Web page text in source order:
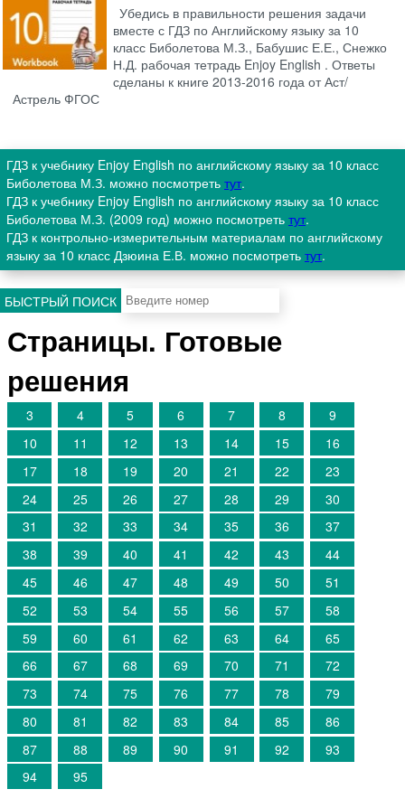
Убедись в правильности решения задачи
вместе с ГДЗ по Английскому языку за 10
класс Биболетова М.З., Бабушис Е.Е., Снежко
Н.Д. рабочая тетрадь Enjoy English . Ответы
сделаны к книге 2013-2016 года от Аст/
Астрель ФГОС
ГДЗ к учебнику Enjoy English по английскому языку за 10 класс
Биболетова М.З. можно посмотреть тут.
ГДЗ к учебнику Enjoy English по английскому языку за 10 класс
Биболетова М.З. (2009 год) можно посмотреть тут.
ГДЗ к контрольно-измерительным материалам по английскому
языку за 10 класс Дзюина Е.В. можно посмотреть тут.
БЫСТРЫЙ ПОИСК
Страницы. Готовые
решения
3 4 5 6 7 8
9
10
11 12 13 14 15
16
17
18 19 20 21 22
23
24
25 26 27 28 29
30
31
32 33 34 35 36
37
38
39 40 41 42 43
44
45
46 47 48 49 50
51
52
53 54 55 56 57
58
59
60 61 62 63 64
65
66
67 68 69 70 71
72
73
74 75 76 77 78
79
80
81 82 83 84 85
86
87
88 89 90 91 92
93
94
95